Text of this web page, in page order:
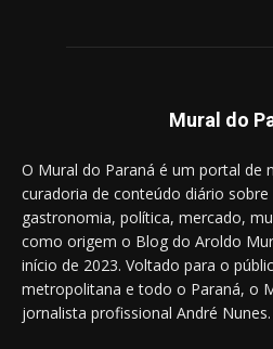
Mural do
O Mural do Paraná é um portal de
curadoria de conteúdo diário sobre
gastronomia, política, mercado,
como origem o Blog do Aroldo
início de 2023. Voltado para o
metropolitana e todo o Paraná, o
jornalista profissional André